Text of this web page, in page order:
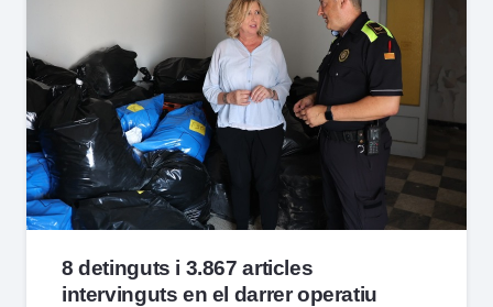
8 detinguts i 3.867 articles
intervinguts en el darrer operatiu